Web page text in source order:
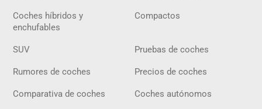
Coches híbridos y
enchufables
Compactos
SUV Pruebas de coches
Rumores de coches Precios de coches
Comparativa de coches Coches autónomos